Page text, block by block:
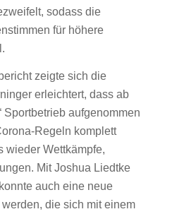
sodass die
für höhere
zeigte sich die
erleichtert, dass ab
Sportbetrieb aufgenommen
Regeln komplett
wieder Wettkämpfe,
Mit Joshua Liedtke
auch eine neue
die sich mit einem